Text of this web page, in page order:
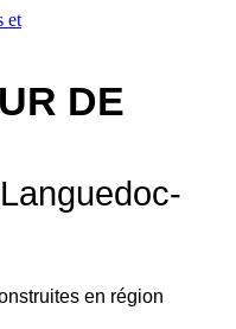
DE
en région